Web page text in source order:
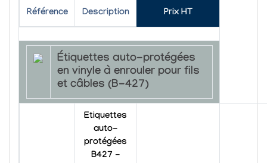
Référence Description Prix HT
Étiquettes auto-protégées
en vinyle à enrouler pour fils
et câbles (B-427)
Etiquettes
auto-
protégées
B427 -